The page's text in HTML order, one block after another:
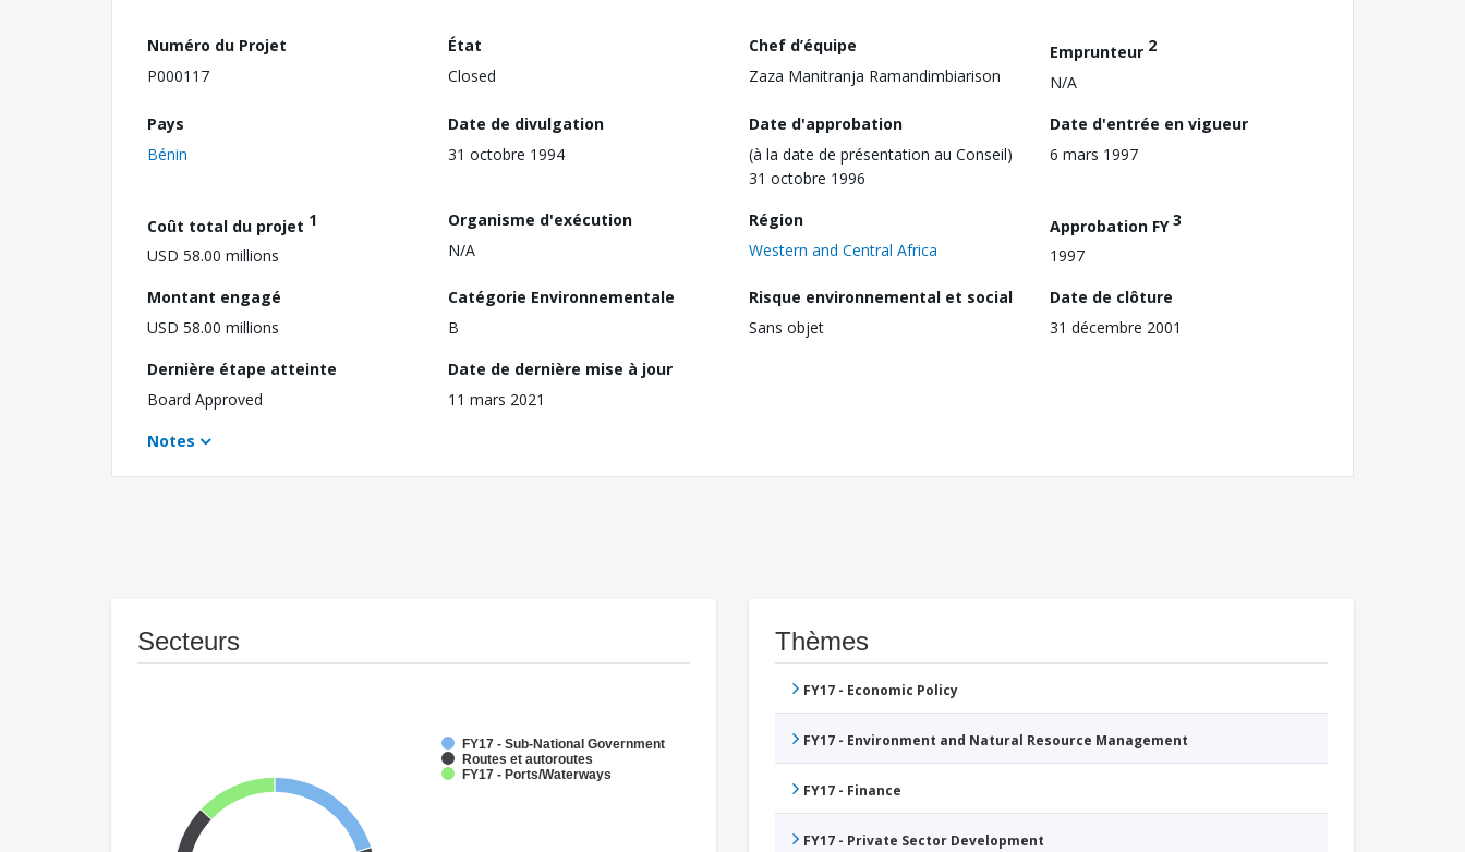
Numéro du Projet
P000117
État
Closed
Chef d’équipe
Zaza Manitranja Ramandimbiarison
Emprunteur 2
N/A
Pays
Bénin
Date de divulgation
31 octobre 1994
Date d'approbation
(à la date de présentation au Conseil)
31 octobre 1996
Date d'entrée en vigueur
6 mars 1997
Coût total du projet 1
USD 58.00 millions
Organisme d'exécution
N/A
Région
Western and Central Africa
Approbation FY3
1997
Montant engagé
USD 58.00 millions
Catégorie Environnementale
B
Risque environnemental et social
Sans objet
Date de clôture
31 décembre 2001
Dernière étape atteinte
Board Approved
Date de dernière mise à jour
11 mars 2021
Notes
Secteurs
FY17 - Sub-National Government
Routes et autoroutes
FY17 - Ports/Waterways
Thèmes
FY17 - Economic Policy
FY17 - Environment and Natural Resource Management
FY17 - Finance
FY17 - Private Sector Development